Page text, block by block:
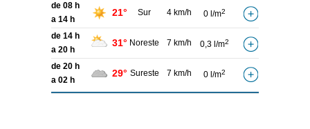
de 08 h
a 14 h
21° Sur 4 km/h 0 l/m2
de 14 h
a 20 h
31° Noreste 7 km/h 0,3 l/m2
de 20 h
a 02 h
29° Sureste 7 km/h 0 l/m2